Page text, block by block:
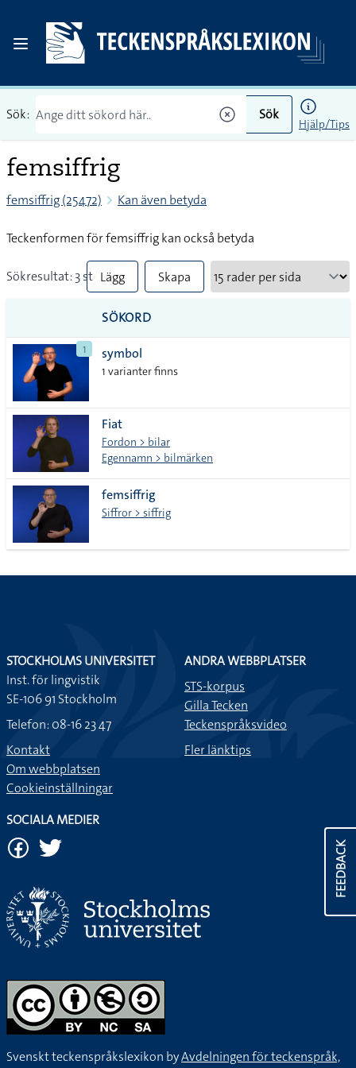
Sök: Sök
Hjälp/Tips
femsiffrig
femsiffrig (25472) Kan även betyda
Teckenformen för femsiffrig kan också betyda
Sökresultat: 3 st Lägg
till
alla i
lista
Skapa
SÖKORD
1 symbol
1 varianter finns
Fiat
Fordon > bilar
Egennamn > bilmärken
femsiffrig
Siffror > siffrig
FEEDBACK
STOCKHOLMS UNIVERSITET
Inst. för lingvistik
SE-106 91 Stockholm
Telefon: 08-16 23 47
Kontakt
Om webbplatsen
Cookieinställningar
ANDRA WEBBPLATSER
STS-korpus
Gilla Tecken
Teckenspråksvideo
Fler länktips
SOCIALA MEDIER
Svenskt teckenspråkslexikon byAvdelningen för teckenspråk,